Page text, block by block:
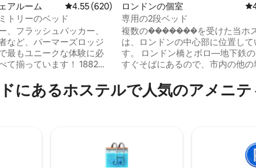
つ星の平均評価
アルーム レビュー620件、5つ星中4.55つ星の平均評価
4.55 (620)
トリーのベッド
、フラッシュパッカー、
など、パーマーズロッジ
最もユニークな体験に必
て揃っています！ 1882年
と、フレンドリーなチー
良いロケーションを組み
ービスも他にはないもの
バーでは、同じように考え
い、厳選されたドリンク
ロンドンの個室
専用の2段ベッド
複数の�������を受けた当ホ
は、ロンドンの中心部に位置して
す。 ロンドン橋とボロ―地下鉄
すぐそばにあるので、市内の他の
社の有名なBelushi'sバーは下に
の限定ドリンクセールと素晴らし
ーと個室、ランドリー設備、屋上
ス、24時間対応のレセプションを
ています。
にあるホステルで人気のアメニテ